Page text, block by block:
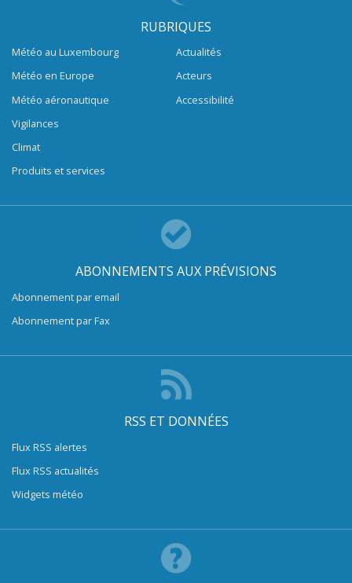
RUBRIQUES
Météo au Luxembourg
Météo en Europe
Météo aéronautique
Vigilances
Climat
Produits et services
Actualités
Acteurs
Accessibilité
ABONNEMENTS AUX PRÉVISIONS
Abonnement par email
Abonnement par Fax
RSS ET DONNÉES
Flux RSS alertes
Flux RSS actualités
Widgets météo